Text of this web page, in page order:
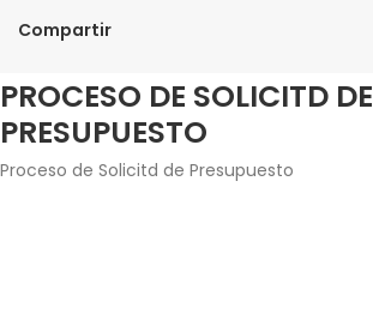
Compartir
PROCESO DE SOLICITD DE
PRESUPUESTO
Proceso de Solicitd de Presupuesto